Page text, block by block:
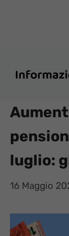
luglio:
16 Maggio